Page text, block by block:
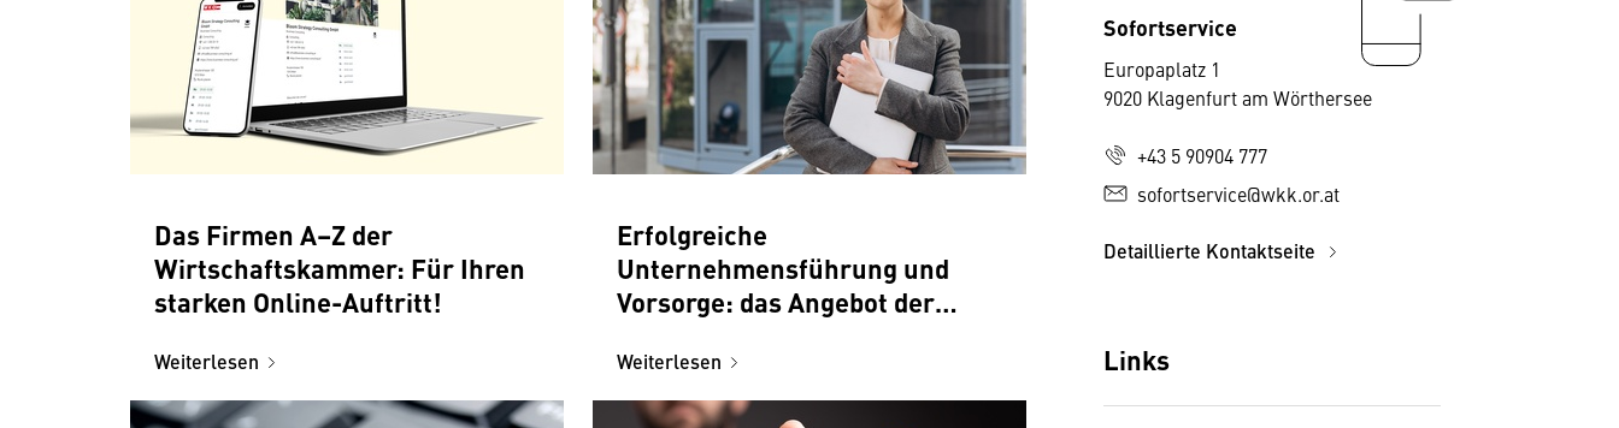
Das Firmen A–Z der
Wirtschaftskammer: Für Ihren
starken Online-Auftritt!
Weiterlesen
Erfolgreiche
Unternehmensführung und
Vorsorge: das Angebot der
Weiterlesen
Sofortservice
Europaplatz 1
9020 Klagenfurt am Wörthersee
+43 5 90904 777
sofortservice@wkk.or.at
Detaillierte Kontaktseite
Links